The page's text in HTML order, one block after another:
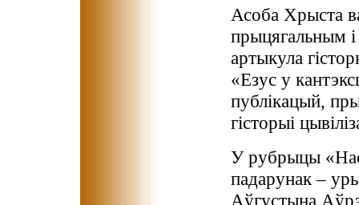
Асоба Хрыста
прыцягальным і
артыкула
«Езус у
публікацый,
гісторыі
У рубрыцы
падарунак –
Аўгустына